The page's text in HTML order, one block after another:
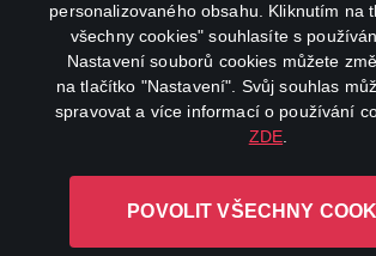
personalizovaného obsahu. Kliknutím na
všechny cookies" souhlasíte s
Nastavení souborů cookies můžete
na tlačítko "Nastavení". Svůj souhlas
spravovat a více informací o používání
ZDE
POVOLIT VŠECHNY
youtube
L-1246 Luxembourg R.C.S.